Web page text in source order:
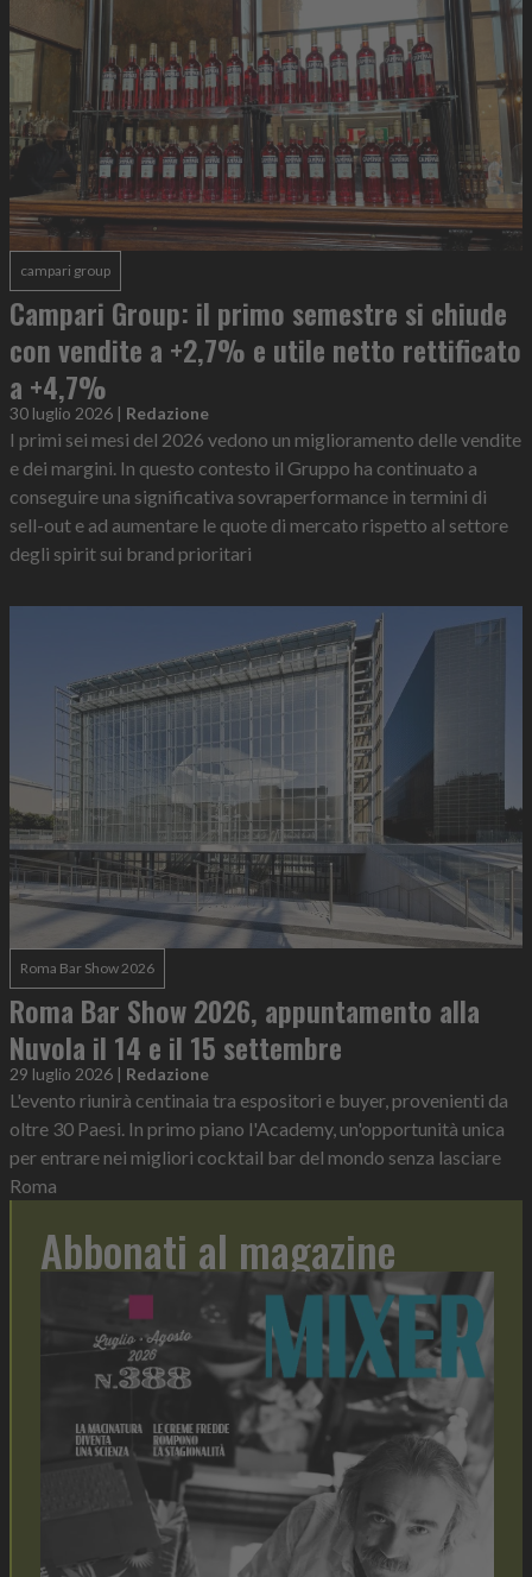
campari group
Campari Group: il primo semestre si chiude
con vendite a +2,7% e utile netto rettificato
a +4,7%
30 luglio 2026 | Redazione
I primi sei mesi del 2026 vedono un miglioramento delle vendite
e dei margini. In questo contesto il Gruppo ha continuato a
conseguire una significativa sovraperformance in termini di
sell-out e ad aumentare le quote di mercato rispetto al settore
degli spirit sui brand prioritari
Roma Bar Show 2026
Roma Bar Show 2026, appuntamento alla
Nuvola il 14 e il 15 settembre
29 luglio 2026 | Redazione
L'evento riunirà centinaia tra espositori e buyer, provenienti da
oltre 30 Paesi. In primo piano l'Academy, un'opportunità unica
per entrare nei migliori cocktail bar del mondo senza lasciare
Roma
Abbonati al magazine